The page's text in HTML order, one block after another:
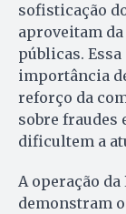
sofisticação
aproveitam
públicas.
importância
reforço da
sobre fraudes
dificultem a
A operação da
demonstram